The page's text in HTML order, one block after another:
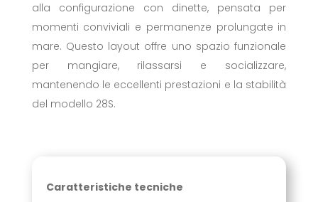
alla configurazione con dinette, pensata per
momenti conviviali e permanenze prolungate in
mare. Questo layout offre uno spazio funzionale
per mangiare, rilassarsi e socializzare,
mantenendo le eccellenti prestazioni e la stabilità
del modello 28S.
Caratteristiche tecniche